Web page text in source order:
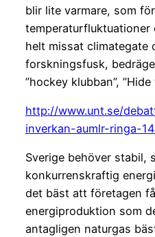
blir lite varmare, som
temperaturfluktuationer
helt missat climategate
forskningsfusk,
”hockey klubban”,
http://www.unt.se/
inverkan-aumlr-ringa-
Sverige behöver stabil,
konkurrenskraftig
det bäst att företagen
energiproduktion som
antagligen naturgas